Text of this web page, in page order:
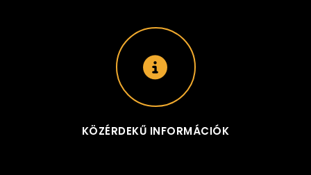
KÖZÉRDEKŰ INFORMÁCIÓK